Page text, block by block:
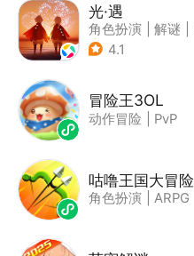
光·遇
角色扮演 解谜
| 开放世界
4.1
冒险王3OL
动作冒险 PvP
咕噜王国大冒险
角色扮演 ARPG